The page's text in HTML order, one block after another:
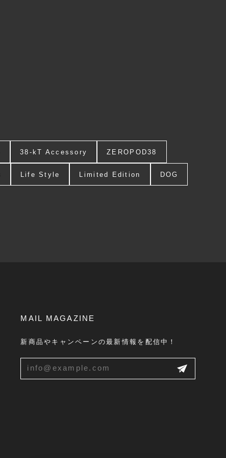
38-kT Accessory ZEROPOD38
Life Style Limited Edition DOG
MAIL MAGAZINE
新商品やキャンペーンの最新情報を配信中！